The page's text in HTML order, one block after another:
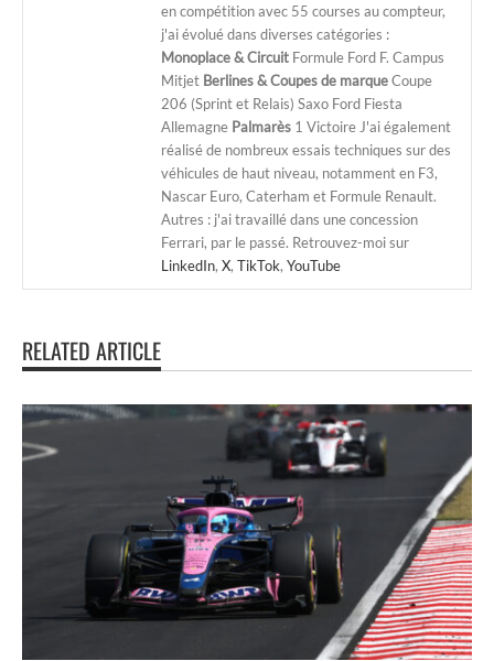
en compétition avec 55 courses au compteur,
j'ai évolué dans diverses catégories :
Monoplace & Circuit Formule Ford F. Campus
Mitjet Berlines & Coupes de marqueCoupe
206 (Sprint et Relais) Saxo Ford Fiesta
Allemagne Palmarès 1 Victoire J'ai également
réalisé de nombreux essais techniques sur des
véhicules de haut niveau, notamment en F3,
Nascar Euro, Caterham et Formule Renault.
Autres : j'ai travaillé dans une concession
Ferrari, par le passé. Retrouvez-moi sur
LinkedIn, X, TikTok, YouTube
RELATED ARTICLE